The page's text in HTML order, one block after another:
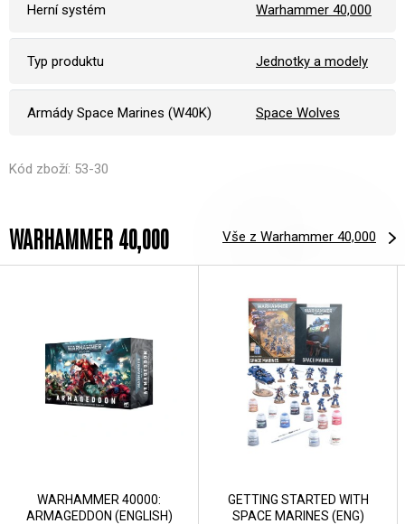
Herní systém Warhammer 40,000
Typ produktu Jednotky a modely
Armády Space Marines (W40K) Space Wolves
Kód zboží: 53-30
WARHAMMER 40,000 Vše z Warhammer 40,000
WARHAMMER 40000:
ARMAGEDDON (ENGLISH)
GETTING STARTED WITH
SPACE MARINES (ENG)